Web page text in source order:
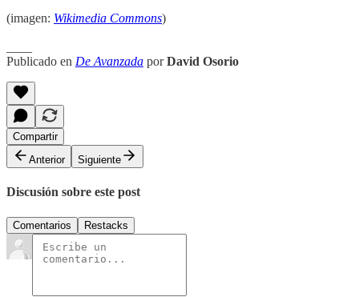
(imagen: Wikimedia Commons)
Publicado en De Avanzada porDavid Osorio
Compartir
Anterior
Siguiente
Discusión sobre este post
Comentarios Restacks